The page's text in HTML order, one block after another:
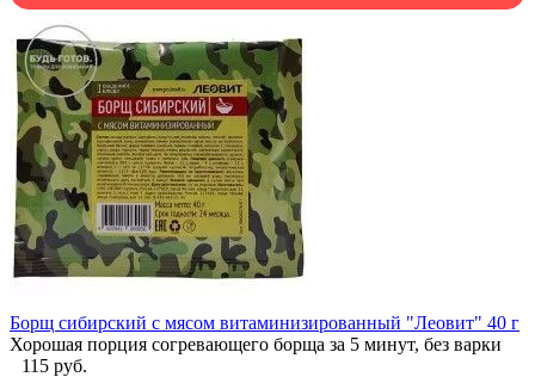
Борщ сибирский с мясом витаминизированный "Леовит" 40 г
Хорошая порция согревающего борща за 5 минут, без варки
115 руб.